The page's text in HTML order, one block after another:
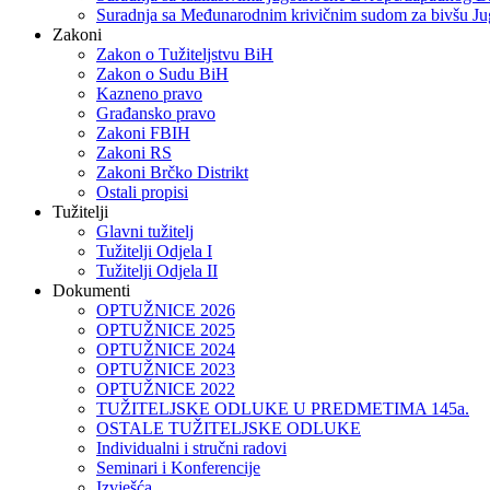
Suradnja sa Međunarodnim krivičnim sudom za bivšu
Zakoni
Zakon o Тužiteljstvu BiH
Zakon o Sudu BiH
Kazneno pravo
Građansko pravo
Zakoni FBIH
Zakoni RS
Zakoni Brčko Distrikt
Ostali propisi
Tužitelji
Glavni tužitelj
Tužitelji Odjela I
Tužitelji Odjela II
Dokumenti
OPTUŽNICE 2026
OPTUŽNICE 2025
OPTUŽNICE 2024
OPTUŽNICE 2023
OPTUŽNICE 2022
TUŽITELJSKE ODLUKE U PREDMETIMA 145a.
OSTALE TUŽITELJSKE ODLUKE
Individualni i stručni radovi
Seminari i Konferencije